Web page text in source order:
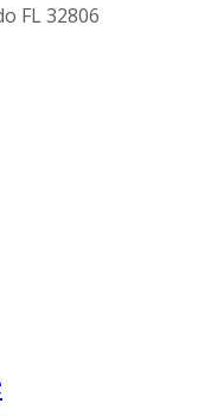
FL 32806